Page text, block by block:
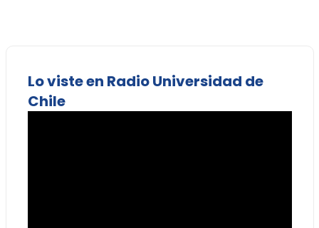
Lo viste en Radio Universidad de
Chile